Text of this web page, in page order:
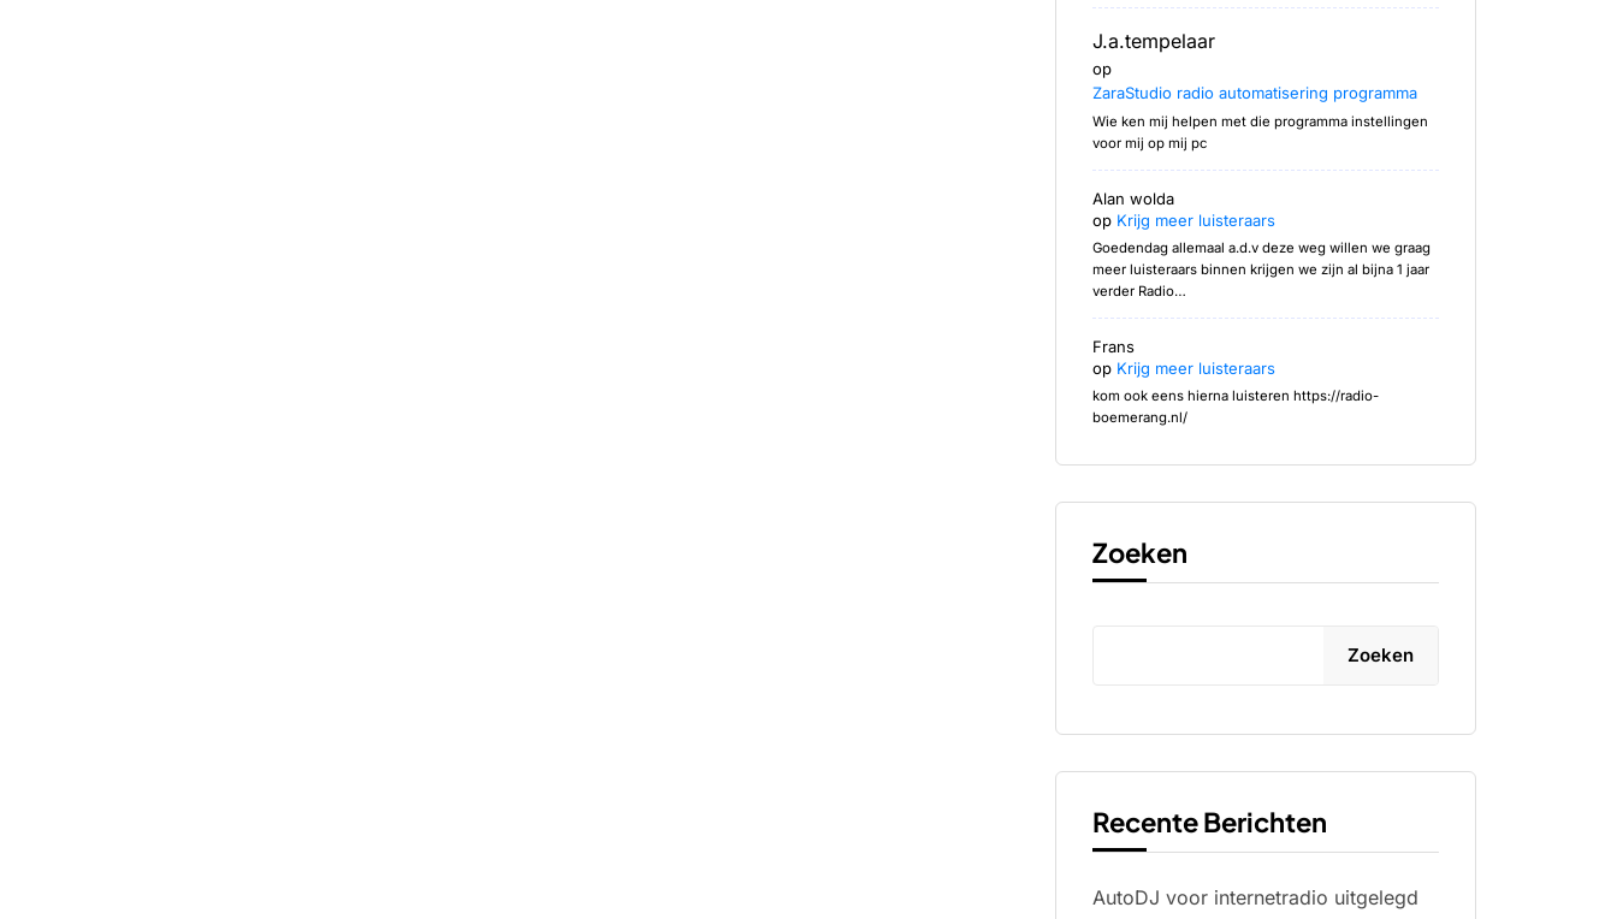
J.a.tempelaar
op
ZaraStudio radio automatisering programma
Wie ken mij helpen met die programma instellingen
voor mij op mij pc
Alan wolda
op Krijg meer luisteraars
Goedendag allemaal a.d.v deze weg willen we graag
meer luisteraars binnen krijgen we zijn al bijna 1 jaar
verder Radio…
Frans
op Krijg meer luisteraars
kom ook eens hierna luisteren https://radio-
boemerang.nl/
Zoeken
Zoeken
Recente Berichten
AutoDJ voor internetradio uitgelegd